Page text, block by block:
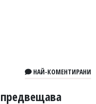
НАЙ-КОМЕНТИРАНИ